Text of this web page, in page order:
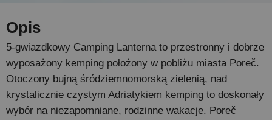
Opis
5-gwiazdkowy Camping Lanterna to przestronny i dobrze
wyposażony kemping położony w pobliżu miasta Poreč.
Otoczony bujną śródziemnomorską zielenią, nad
krystalicznie czystym Adriatykiem kemping to doskonały
wybór na niezapomniane, rodzinne wakacje. Poreč